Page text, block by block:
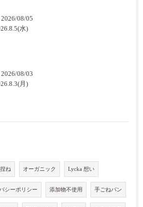
2026/08/05
水)
2026/08/03
月)
ね オーガニック Lycka 想い
シーポリシー 添加物不使用 手ごねパン